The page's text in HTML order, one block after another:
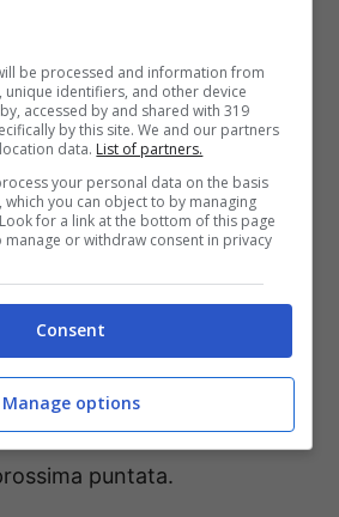
dare spazio alla signora
ha incontrato un signore
). La donna avrebbe però
, e questo avrebbe
ad avere una reazione.
scontrarsinuovamente,
puntata.
be processed and information from
unique identifiers, and other device
accessed by and shared with 319
by this site. We and our partners
data. List of partners.
your personal data on the basis
you can object to by managing
for a link at the bottom of this page
manage or withdraw consent in privacy
Consent
Manage options